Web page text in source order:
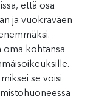
että osa
ja vuokraväen
oma kohtansa
se voisi